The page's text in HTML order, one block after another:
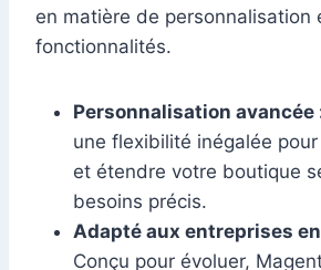
en matière de personnalisation
fonctionnalités.
Personnalisation avancée
une flexibilité inégalée
et étendre votre boutique
besoins précis.
Adapté aux entreprises
Conçu pour évoluer,